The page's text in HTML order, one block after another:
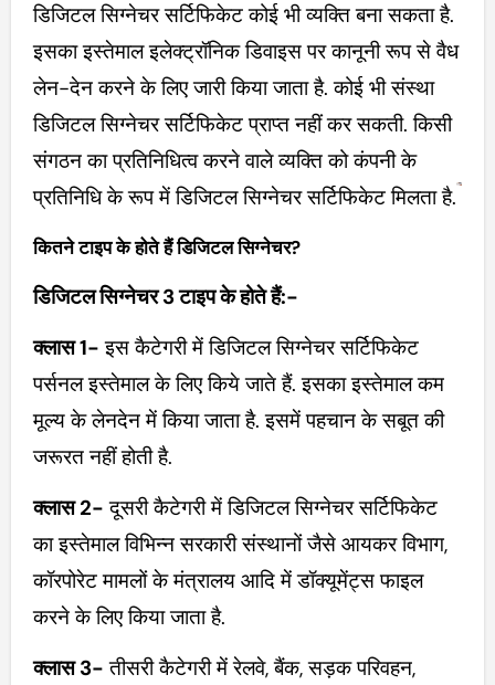
डिजिटल सिग्नेचर सर्टिफिकेट कोई भी व्यक्ति बना सकता है.
इसका इस्तेमाल इलेक्ट्रॉनिक डिवाइस पर कानूनी रूप से वैध
लेन-देन करने के लिए जारी किया जाता है. कोई भी संस्था
डिजिटल सिग्नेचर सर्टिफिकेट प्राप्त नहीं कर सकती. किसी
संगठन का प्रतिनिधित्व करने वाले व्यक्ति को कंपनी के
प्रतिनिधि के रूप में डिजिटल सिग्नेचर सर्टिफिकेट मिलता है.
कितने टाइप के होते हैं डिजिटल सिग्नेचर?
डिजिटल सिग्नेचर 3 टाइप के होते हैं:-
क्लास 1- इस कैटेगरी में डिजिटल सिग्नेचर सर्टिफिकेट
पर्सनल इस्तेमाल के लिए किये जाते हैं. इसका इस्तेमाल कम
मूल्य के लेनदेन में किया जाता है. इसमें पहचान के सबूत की
जरूरत नहीं होती है.
क्लास 2- दूसरी कैटेगरी में डिजिटल सिग्नेचर सर्टिफिकेट
का इस्तेमाल विभिन्न सरकारी संस्थानों जैसे आयकर विभाग,
कॉरपोरेट मामलों के मंत्रालय आदि में डॉक्यूमेंट्स फाइल
करने के लिए किया जाता है.
क्लास 3- तीसरी कैटेगरी में रेलवे, बैंक, सड़क परिवहन,